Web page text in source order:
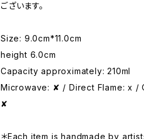
ございます。
Size: 9.0cm*11.0cm
height 6.0cm
Capacity approximately: 210ml
Microwave: ✘ / Direct Flame: x /
✘
＊Each item is handmade by